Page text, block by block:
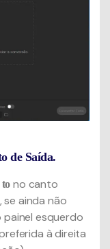
de Saída.
no canto
, se ainda não
esquerdo
à direita